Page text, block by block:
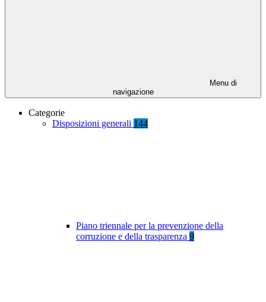
Menu di
navigazione
Categorie
Disposizioni generali 144
Piano triennale per la prevenzione della
corruzione e della trasparenza 9